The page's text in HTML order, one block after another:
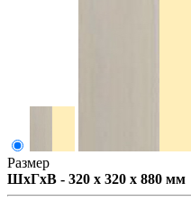
Размер
ШxГxВ - 320 x 320 x 880 мм